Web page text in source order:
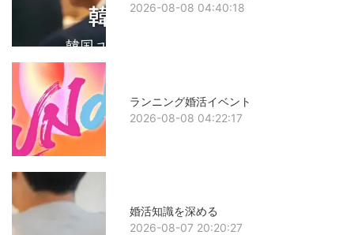
2026-08-08 04:40:18
ランニング婚活イベント
2026-08-08 04:22:17
婚活知識を深める
2026-08-07 20:20:27